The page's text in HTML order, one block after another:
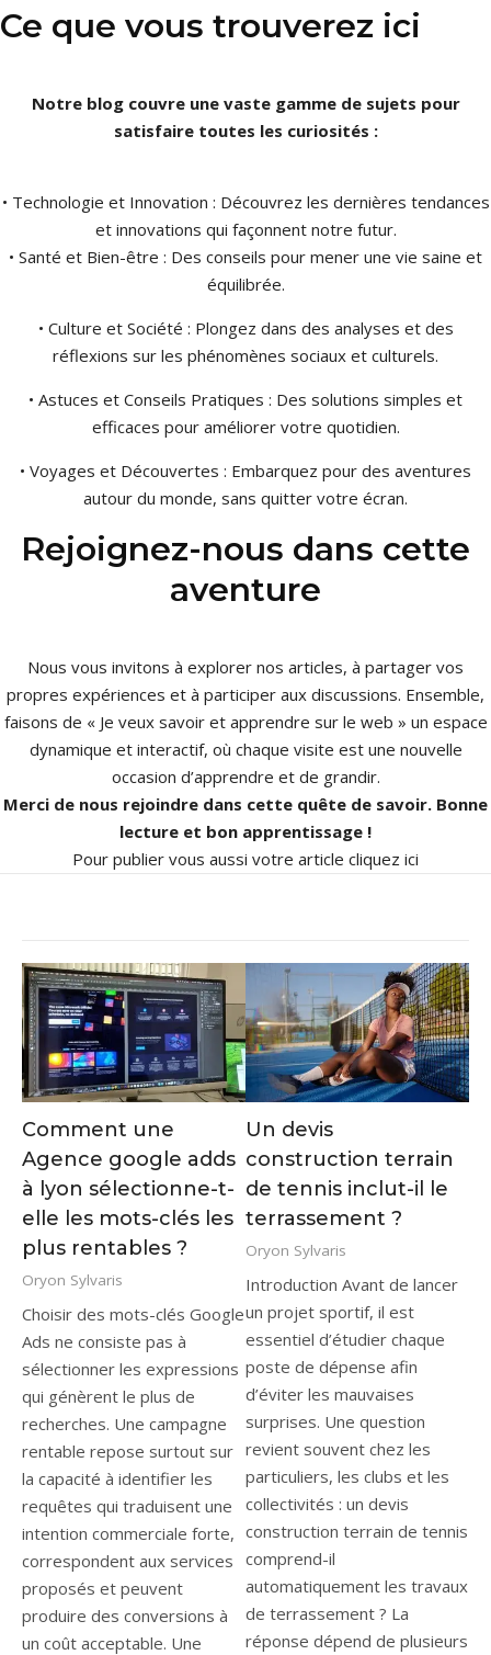
Ce que vous trouverez ici
Notre blog couvre une vaste gamme de sujets pour
satisfaire toutes les curiosités :
• Technologie et Innovation : Découvrez les dernières tendances
et innovations qui façonnent notre futur.
• Santé et Bien-être : Des conseils pour mener une vie saine et
équilibrée.
• Culture et Société : Plongez dans des analyses et des
réflexions sur les phénomènes sociaux et culturels.
• Astuces et Conseils Pratiques : Des solutions simples et
efficaces pour améliorer votre quotidien.
• Voyages et Découvertes : Embarquez pour des aventures
autour du monde, sans quitter votre écran.
Rejoignez-nous dans cette
aventure
Nous vous invitons à explorer nos articles, à partager vos
propres expériences et à participer aux discussions. Ensemble,
faisons de « Je veux savoir et apprendre sur le web » un espace
dynamique et interactif, où chaque visite est une nouvelle
occasion d’apprendre et de grandir.
Merci de nous rejoindre dans cette quête de savoir. Bonne
lecture et bon apprentissage !
Pour publier vous aussi votre article cliquez ici
Comment une
Agence google adds
à lyon sélectionne-t-
elle les mots-clés les
plus rentables ?
Oryon Sylvaris
Choisir des mots-clés Google
Ads ne consiste pas à
sélectionner les expressions
qui génèrent le plus de
recherches. Une campagne
rentable repose surtout sur
la capacité à identifier les
requêtes qui traduisent une
intention commerciale forte,
correspondent aux services
proposés et peuvent
produire des conversions à
un coût acceptable. Une
Un devis
construction terrain
de tennis inclut-il le
terrassement ?
Oryon Sylvaris
Introduction Avant de lancer
un projet sportif, il est
essentiel d’étudier chaque
poste de dépense afin
d’éviter les mauvaises
surprises. Une question
revient souvent chez les
particuliers, les clubs et les
collectivités : un devis
construction terrain de tennis
comprend-il
automatiquement les travaux
de terrassement ? La
réponse dépend de plusieurs